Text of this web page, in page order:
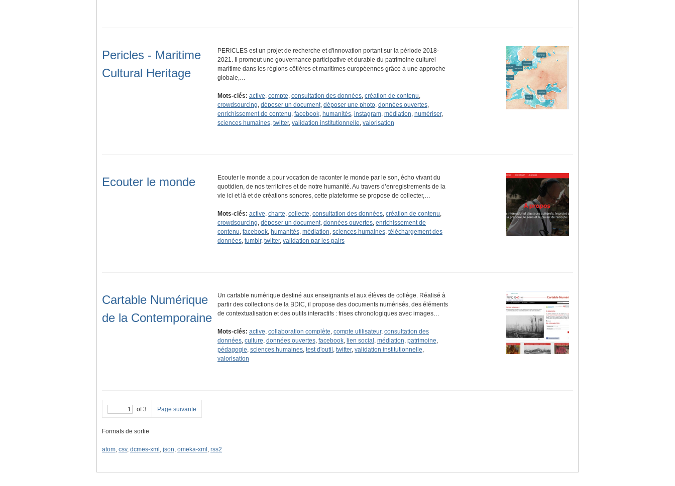
Pericles - Maritime
Cultural Heritage
PERICLES est un projet de recherche et d'innovation portant sur la période 2018-
2021. Il promeut une gouvernance participative et durable du patrimoine culturel
maritime dans les régions côtières et maritimes européennes grâce à une approche
globale,…
Mots-clés: active, compte, consultation des données, création de contenu,
crowdsourcing, déposer un document, déposer une photo, données ouvertes,
enrichissement de contenu, facebook, humanités, instagram, médiation, numériser,
sciences humaines, twitter, validation institutionnelle, valorisation
Ecouter le monde
Ecouter le monde a pour vocation de raconter le monde par le son, écho vivant du
quotidien, de nos territoires et de notre humanité. Au travers d’enregistrements de la
vie ici et là et de créations sonores, cette plateforme se propose de collecter,…
Mots-clés: active, charte, collecte, consultation des données, création de contenu,
crowdsourcing, déposer un document, données ouvertes, enrichissement de
contenu, facebook, humanités, médiation, sciences humaines, téléchargement des
données, tumblr, twitter, validation par les pairs
Cartable Numérique
de la Contemporaine
Un cartable numérique destiné aux enseignants et aux élèves de collège. Réalisé à
partir des collections de la BDIC, il propose des documents numérisés, des éléments
de contextualisation et des outils interactifs : frises chronologiques avec images…
Mots-clés: active, collaboration complète, compte utilisateur, consultation des
données, culture, données ouvertes, facebook, lien social , médiation, patrimoine,
pédagogie, sciences humaines, test d'outil , twitter, validation institutionnelle,
valorisation
of 3 Page suivante
Formats de sortie
atom, csv, dcmes-xml , json, omeka-xml , rss2